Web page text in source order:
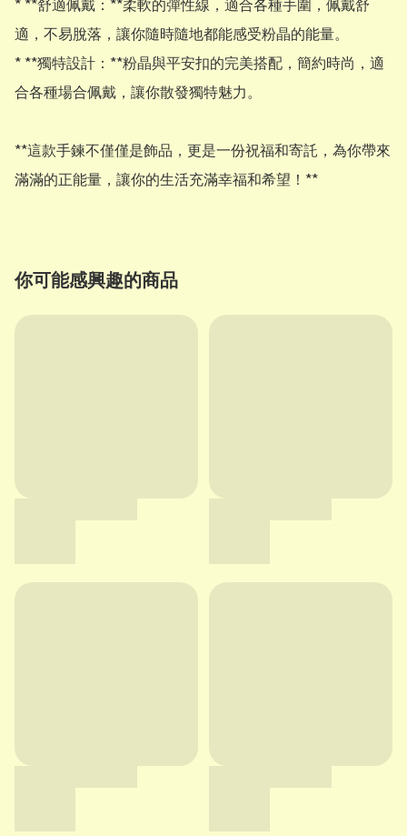
* **舒適佩戴：**柔軟的彈性線，適合各種手圍，佩戴舒
適，不易脫落，讓你隨時隨地都能感受粉晶的能量。
* **獨特設計：**粉晶與平安扣的完美搭配，簡約時尚，適
合各種場合佩戴，讓你散發獨特魅力。
**這款手鍊不僅僅是飾品，更是一份祝福和寄託，為你帶來
你可能感興趣的商品